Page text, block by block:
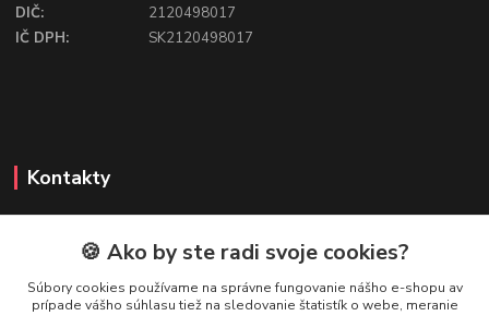
DIČ:
2120498017
IČ DPH:
SK2120498017
Kontakty
FIREFLY SHOP
Mgr. Ivana Kirschnerová
🍪 Ako by ste radi svoje cookies?
Súbory cookies používame na správne fungovanie nášho e-shopu av
prípade vášho súhlasu tiež na sledovanie štatistík o webe, meranie